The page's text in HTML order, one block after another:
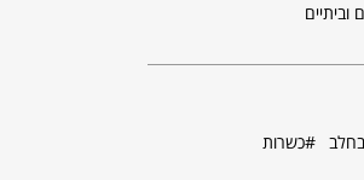
קבב כשר. © צילום: אסף בילט
וביתיים
כשרות